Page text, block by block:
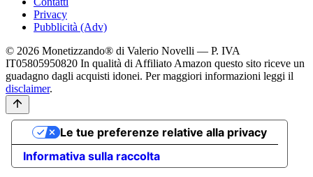
Privacy
Pubblicità (Adv)
© 2026 Monetizzando® di Valerio Novelli — P. IVA
IT05805950820 In qualità di Affiliato Amazon questo sito riceve un
guadagno dagli acquisti idonei. Per maggiori informazioni leggi il
disclaimer.
Informativa sulla raccolta
Le tue preferenze relative alla privacy